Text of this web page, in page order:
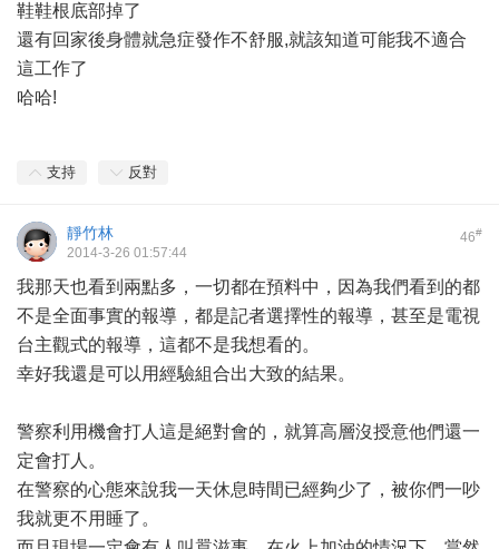
鞋鞋根底部掉了
還有回家後身體就急症發作不舒服,就該知道可能我不適合
這工作了
哈哈!
支持 反對
46#
靜竹林
2014-3-26 01:57:44
我那天也看到兩點多，一切都在預料中，因為我們看到的都
不是全面事實的報導，都是記者選擇性的報導，甚至是電視
台主觀式的報導，這都不是我想看的。
幸好我還是可以用經驗組合出大致的結果。
警察利用機會打人這是絕對會的，就算高層沒授意他們還一
定會打人。
在警察的心態來說我一天休息時間已經夠少了，被你們一吵
我就更不用睡了。